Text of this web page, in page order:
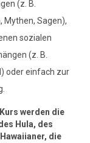
(z. B.
Mythen, Sagen),
sozialen
(z. B.
oder einfach zur
werden die
Hula, des
die